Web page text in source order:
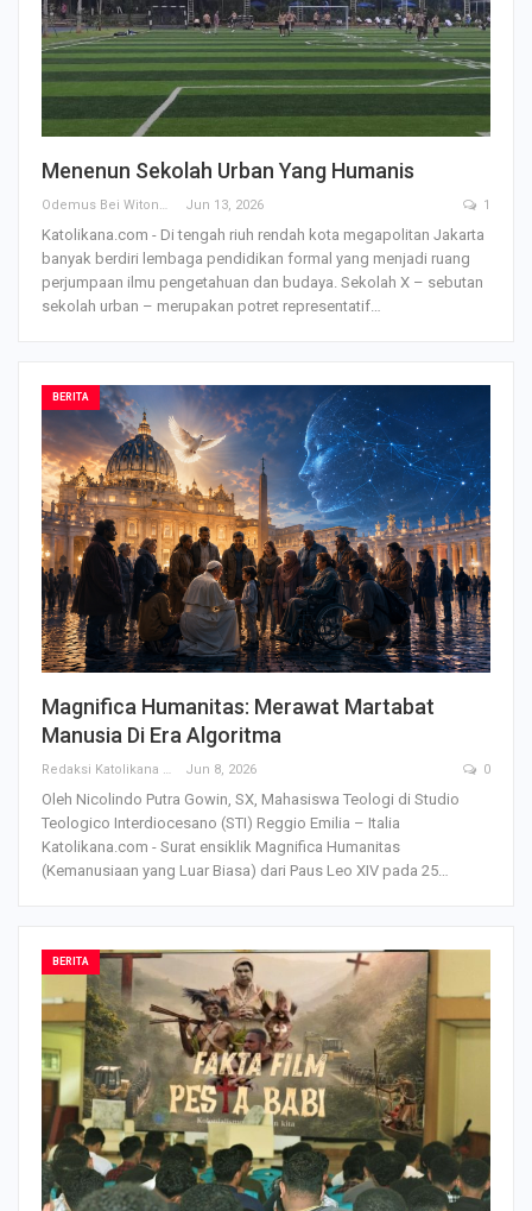
Menenun Sekolah Urban Yang Humanis
Odemus Bei Witono Jun 13, 2026 1
Katolikana.com - Di tengah riuh rendah kota megapolitan Jakarta
banyak berdiri lembaga pendidikan formal yang menjadi ruang
perjumpaan ilmu pengetahuan dan budaya. Sekolah X – sebutan
sekolah urban – merupakan potret representatif
BERITA
Magnifica Humanitas: Merawat Martabat
Manusia Di Era Algoritma
Redaksi Katolikana Jun 8, 2026 0
Oleh Nicolindo Putra Gowin, SX, Mahasiswa Teologi di Studio
Teologico Interdiocesano (STI) Reggio Emilia – Italia
Katolikana.com - Surat ensiklik Magnifica Humanitas
(Kemanusiaan yang Luar Biasa) dari Paus Leo XIV pada 25
BERITA